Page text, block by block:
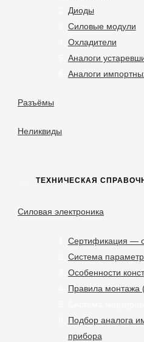
Диоды
Силовые модули
Охладители
Аналоги
Аналоги
Разъёмы
Неликвиды
ТЕХНИЧЕСКАЯ
Силовая электроника
Сертификация —
Система
Особенности
Правила монтажа
Подбор аналога
прибора